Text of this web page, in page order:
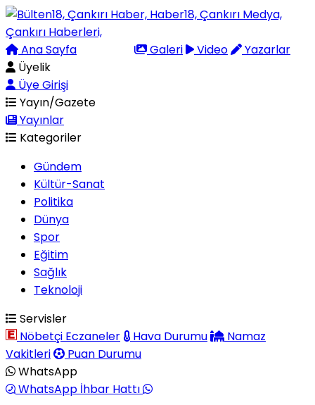
Ana Sayfa Galeri Video
Yazarlar
Üyelik
Üye Girişi
Yayın/Gazete
Yayınlar
Kategoriler
Gündem
Kültür-Sanat
Politika
Dünya
Spor
Eğitim
Sağlık
Teknoloji
Servisler
Nöbetçi Eczaneler
Hava Durumu
Namaz
Vakitleri
Puan Durumu
WhatsApp
WhatsApp İhbar Hattı